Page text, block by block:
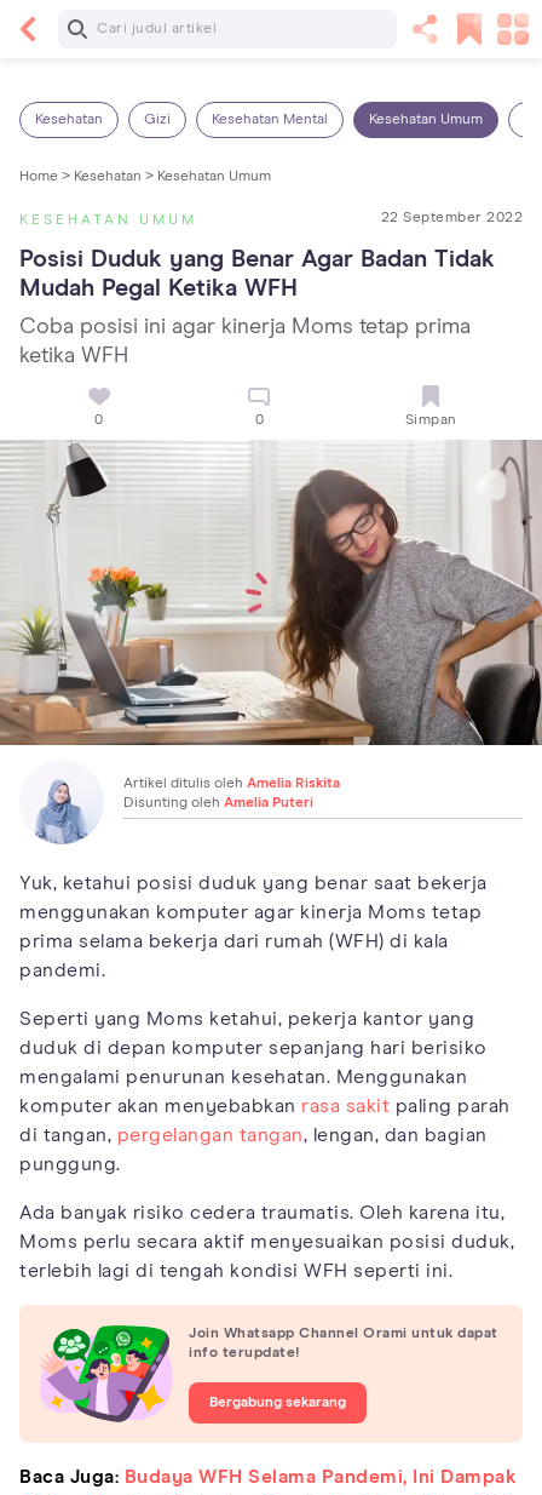
Baca Selanjutnya
Kesehatan Gizi Kesehatan Mental Kesehatan Umum
Home > Kesehatan > Kesehatan Umum
KESEHATAN UMUM 22 September 2022
Posisi Duduk yang Benar Agar Badan Tidak
Mudah Pegal Ketika WFH
Coba posisi ini agar kinerja Moms tetap prima
ketika WFH
0 0 Simpan
Artikel ditulis oleh Amelia Riskita
Disunting oleh Amelia Puteri
Yuk, ketahui posisi duduk yang benar saat bekerja
menggunakan komputer agar kinerja Moms tetap
prima selama bekerja dari rumah (WFH) di kala
pandemi.
Seperti yang Moms ketahui, pekerja kantor yang
duduk di depan komputer sepanjang hari berisiko
mengalami penurunan kesehatan. Menggunakan
komputer akan menyebabkan rasa sakit paling parah
di tangan, pergelangan tangan, lengan, dan bagian
punggung.
Ada banyak risiko cedera traumatis. Oleh karena itu,
Moms perlu secara aktif menyesuaikan posisi duduk,
terlebih lagi di tengah kondisi WFH seperti ini.
Join Whatsapp Channel Orami untuk dapat
info terupdate!
Bergabung sekarang
Baca Juga: Budaya WFH Selama Pandemi, Ini Dampak